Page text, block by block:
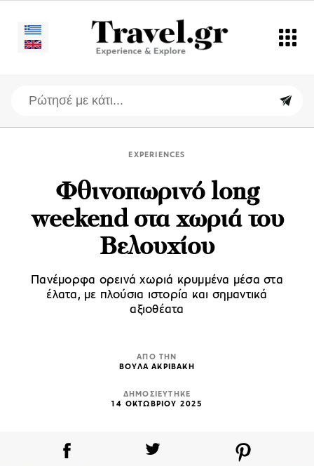
EXPERIENCES
Φθινοπωρινό long
weekend στα χωριά του
Βελουχίου
Πανέμορφα ορεινά χωριά κρυμμένα μέσα στα
έλατα, με πλούσια ιστορία και σημαντικά
αξιοθέατα
ΑΠΟ ΤΗΝ
ΒΟΥΛΑ ΑΚΡΙΒΑΚΗ
ΔΗΜΟΣΙΕΥΤΗΚΕ
14 ΟΚΤΩΒΡΙΟΥ 2025